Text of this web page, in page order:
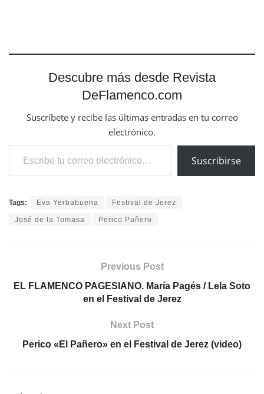
Descubre más desde Revista
DeFlamenco.com
Suscríbete y recibe las últimas entradas en tu correo
electrónico.
Escribe tu correo electrónico…
Suscribirse
Tags: Eva Yerbabuena Festival de Jerez
José de la Tomasa Perico Pañero
Previous Post
EL FLAMENCO PAGESIANO. María Pagés / Lela Soto
en el Festival de Jerez
Next Post
Perico «El Pañero» en el Festival de Jerez (video)